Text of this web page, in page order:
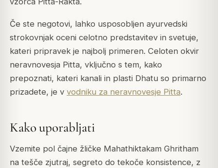
Če ste negotovi, lahko usposobljen ayurvedski
strokovnjak oceni celotno predstavitev in svetuje,
kateri pripravek je najbolj primeren. Celoten okvir
neravnovesja Pitta, vključno s tem, kako
prepoznati, kateri kanali in plasti Dhatu so primarno
prizadete, je v vodniku za neravnovesje Pitta.
Kako uporabljati
Vzemite pol čajne žličke Mahathiktakam Ghritham
na tešče zjutraj, segreto do tekoče konsistence, z